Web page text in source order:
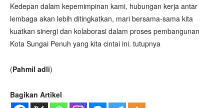
Kedepan dalam kepemimpinan kami, hubungan kerja antar
lembaga akan lebih ditingkatkan, mari bersama-sama kita
kuatkan sinergi dan kolaborasi dalam proses pembangunan
Kota Sungai Penuh yang kita cintai ini. tutupnya
(Pahmil adli)
Bagikan Artikel